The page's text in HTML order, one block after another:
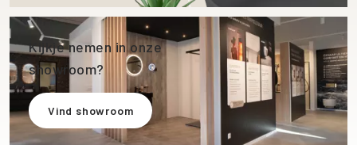
Kijkje nemen in onze
showroom?
Vind showroom